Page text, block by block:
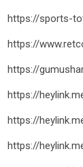
https://sports-
https://
https://
https://
https://
https://